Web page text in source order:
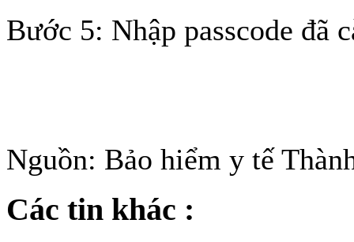
Bước 5: Nhập passcode đã
Nguồn: Bảo hiểm y tế
Các tin khác :